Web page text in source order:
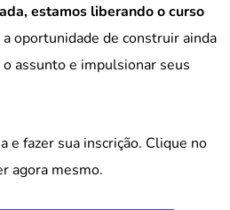
estamos liberando o curso
oportunidade de construir ainda
assunto e impulsionar seus
e fazer sua inscrição. Clique no
agora mesmo.